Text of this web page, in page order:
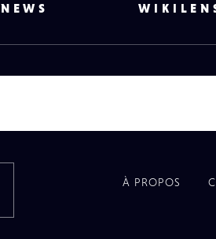
NEWS
À PROPOS